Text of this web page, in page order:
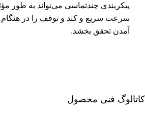
پیکربندی چند‌تماسی می‌تواند به طور
سرعت سریع و کند و توقف را در هنگام
آمدن تحقق بخشد.
کاتالوگ فنی محصول